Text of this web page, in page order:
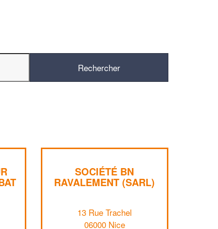
SOCIÉTÉ BN
RAVALEMENT (SARL)
13 Rue Trachel
06000 Nice
professionnel ?